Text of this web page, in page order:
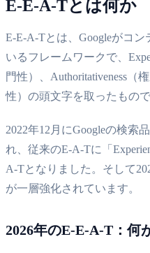
E-E-A-Tとは何か
E-E-A-Tとは、Googleがコ
いるフレームワークで、
門性）、Authoritativeness（
性）の頭文字を取ったもので
2022年12月にGoogleの検索
れ、従来のE-A-Tに「
A-Tとなりました。そして
が一層強化されています。
2026年のE-E-A-T：何